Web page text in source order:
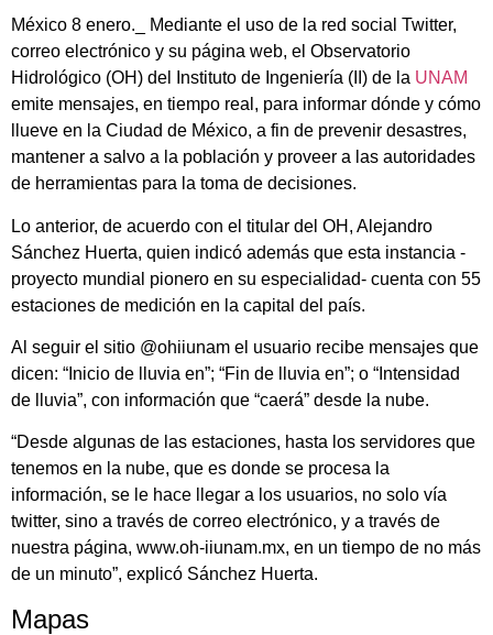
México 8 enero._ Mediante el uso de la red social Twitter,
correo electrónico y su página web, el Observatorio
Hidrológico (OH) del Instituto de Ingeniería (II) de la UNAM
emite mensajes, en tiempo real, para informar dónde y cómo
llueve en la Ciudad de México, a fin de prevenir desastres,
mantener a salvo a la población y proveer a las autoridades
de herramientas para la toma de decisiones.
Lo anterior, de acuerdo con el titular del OH, Alejandro
Sánchez Huerta, quien indicó además que esta instancia -
proyecto mundial pionero en su especialidad- cuenta con 55
estaciones de medición en la capital del país.
Al seguir el sitio @ohiiunam el usuario recibe mensajes que
dicen: “Inicio de lluvia en”; “Fin de lluvia en”; o “Intensidad
de lluvia”, con información que “caerá” desde la nube.
“Desde algunas de las estaciones, hasta los servidores que
tenemos en la nube, que es donde se procesa la
información, se le hace llegar a los usuarios, no solo vía
twitter, sino a través de correo electrónico, y a través de
nuestra página, www.oh-iiunam.mx, en un tiempo de no más
de un minuto”, explicó Sánchez Huerta.
Mapas